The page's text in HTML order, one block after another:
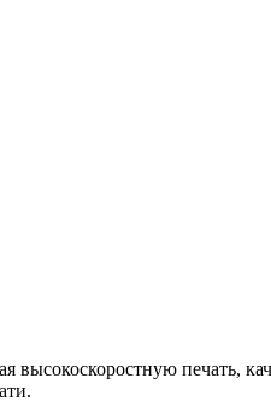
печать,